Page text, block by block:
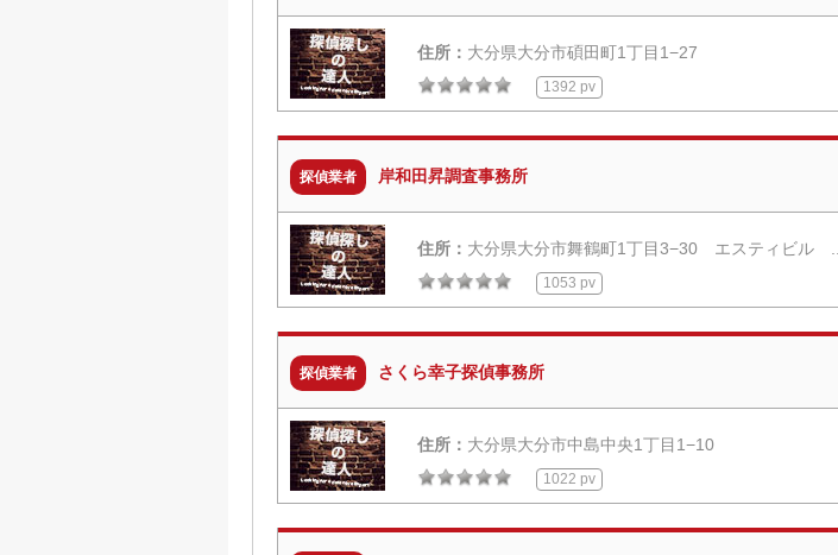
住所： 大分県大分市碩田町1丁目1−27
1392 pv
探偵業者 岸和田昇調査事務所
住所： 大分県大分市舞鶴町1丁目3−30 エスティビル ...
1053 pv
探偵業者 さくら幸子探偵事務所
住所： 大分県大分市中島中央1丁目1−10
1022 pv